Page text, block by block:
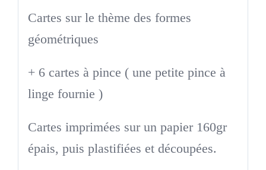
Cartes sur le thème des formes
géométriques
+ 6 cartes à pince ( une petite pince à
linge fournie )
Cartes imprimées sur un papier 160gr
épais, puis plastifiées et découpées.